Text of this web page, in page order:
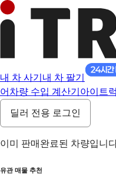
내 차 사기 내 차 팔기
어 차량 수입 계산기 아이트럭
딜러 전용 로그인
이미 판매완료된 차량입니
유관 매물 추천